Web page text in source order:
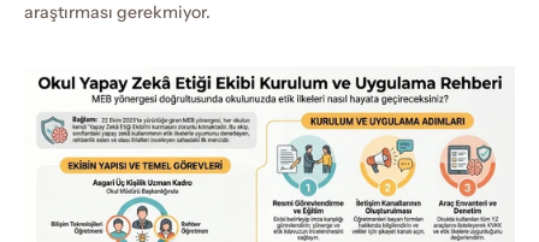
araştırması gerekmiyor.